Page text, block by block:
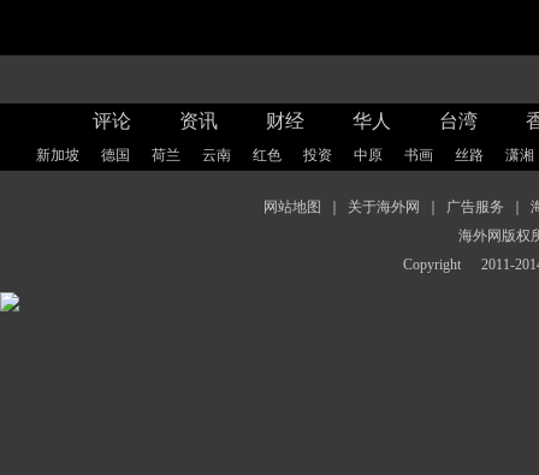
评论 资讯 财经 华人 台湾
新加坡 德国 荷兰 云南 红色 投资 中原 书画 丝路 潇湘
网站地图 关于海外网 广告服务
海外网版权
Copyright
2011-